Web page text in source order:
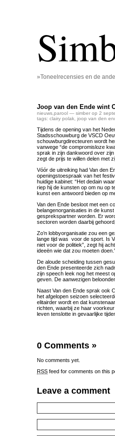
»Toneelrecensies en de
Joop van den Ende wint
nieuws parool — simber op 2
tags: clairy polak joop van den
Tijdens de opening van het
Stadsschouwburg de VSCD
schouwburgdirecteuren wordt
vanwege “de compromisloze
sprak in zijn dankwoord over
zegt de prijs te willen delen met
Vóór de uitreiking had Van den
openingstoespraak van het
huidige kabinet: “Het dedain
riep hij de kunsten op om nu op
kunst een antwoord bieden op
Van den Ende besloot met een
belangenorganisaties in de
gesprekspartner worden. Er
sectoren worden daarbij
Zo’n lobbyorganisatie zou een
lange tijd was voor de sport. Is
niet voor de politiek”, zegt hij
ideeën wie dat zou moeten
De aloude scheiding tussen
den Ende presenteerde zich
zijn speech leek nog het meest
geven. De aanwezigen
Naast Van den Ende sprak ook
het afgelopen seizoen
elitairder wordt en dat
richten, waarbij ze haar
leven tenslotte in gevaarlijke
0 Comments »
No comments yet.
RSS feed for comments on this
Leave a comment